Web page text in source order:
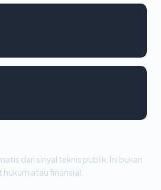
dari sinyal teknis publik. Ini bukan
hukum atau finansial.